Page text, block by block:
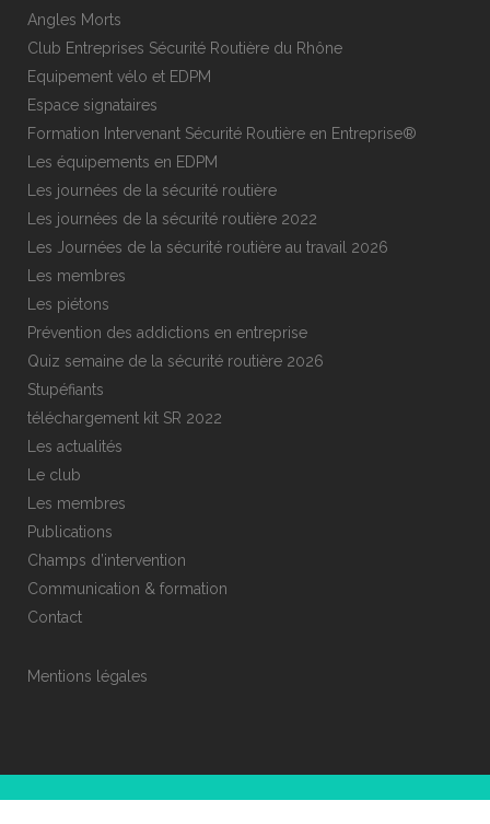
Angles Morts
Club Entreprises Sécurité Routière du Rhône
Equipement vélo et EDPM
Espace signataires
Formation Intervenant Sécurité Routière en Entreprise®
Les équipements en EDPM
Les journées de la sécurité routière
Les journées de la sécurité routière 2022
Les Journées de la sécurité routière au travail 2026
Les membres
Les piétons
Prévention des addictions en entreprise
Quiz semaine de la sécurité routière 2026
Stupéfiants
téléchargement kit SR 2022
Les actualités
Le club
Les membres
Publications
Champs d’intervention
Communication & formation
Contact
Mentions légales